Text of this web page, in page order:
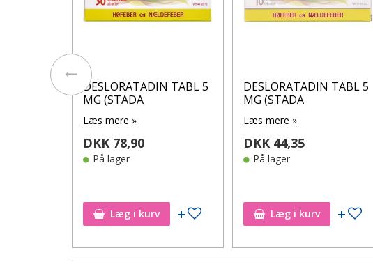
Tilføj til ønskeseddel
DESLORATADIN TABL 5
MG (STADA
Læs mere »
DKK 78,90
På lager
Læg i kurv Tilføj til ønskeseddel
DESLORATADIN TABL 5
MG (STADA
Læs mere »
DKK 44,35
På lager
Læg i kurv